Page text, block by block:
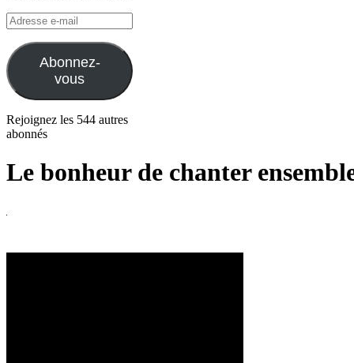
Adresse
e-
mail
Abonnez-
vous
Rejoignez les 544 autres
abonnés
Le bonheur de chanter